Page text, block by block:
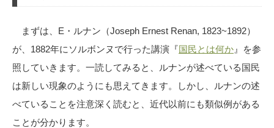
まずは、E・ルナン（Joseph Ernest Renan, 1823~1892）
が、1882年にソルボンヌで行った講演『国民とは何か 』を参
照していきます。一読してみると、ルナンが述べている国民
は新しい現象のようにも思えてきます。しかし、ルナンの述
べていることを注意深く読むと、近代以前にも類似例がある
ことが分かります。